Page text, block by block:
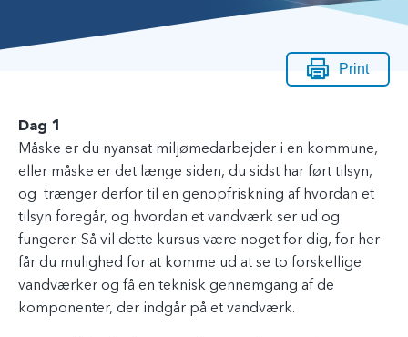
Print
Dag 1
Måske er du nyansat miljømedarbejder i en kommune,
eller måske er det længe siden, du sidst har ført tilsyn,
og trænger derfor til en genopfriskning af hvordan et
tilsyn foregår, og hvordan et vandværk ser ud og
fungerer. Så vil dette kursus være noget for dig, for her
får du mulighed for at komme ud at se to forskellige
vandværker og få en teknisk gennemgang af de
komponenter, der indgår på et vandværk.